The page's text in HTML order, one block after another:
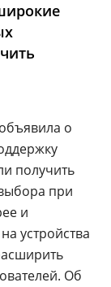
о
получить
при
и
устройства
Об